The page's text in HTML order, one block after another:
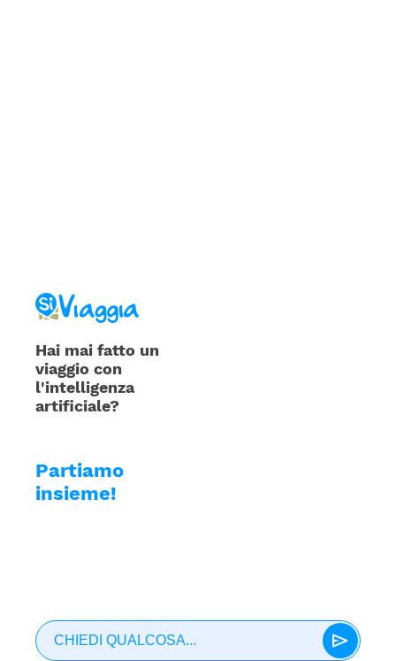
Hai mai fatto un
viaggio con
l'intelligenza
artificiale?
Partiamo
insieme!
CHIEDI QUALCOSA...